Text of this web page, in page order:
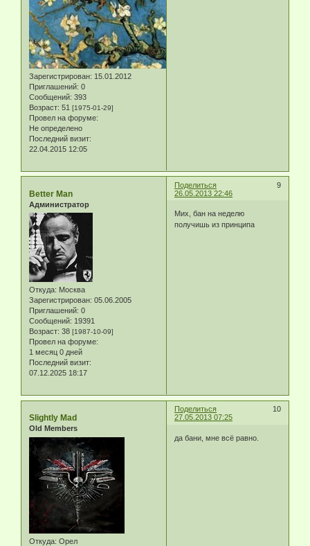
Зарегистрирован: 15.01.2012
Приглашений: 0
Сообщений: 393
Возраст: 51 [1975-01-29]
Провел на форуме:
Не определено
Последний визит:
22.04.2015 12:05
Поделиться
9
26.05.2013 22:46
Better Man
Администратор
Откуда: Москва
Зарегистрирован: 05.06.2005
Приглашений: 0
Сообщений: 19391
Возраст: 38 [1987-10-09]
Провел на форуме:
1 месяц 0 дней
Последний визит:
07.12.2025 18:17
Мих, бан на неделю
получишь из принципа
Поделиться
10
27.05.2013 07:25
Slightly Mad
Old Members
Откуда: Орел
да бани, мне всё равно.